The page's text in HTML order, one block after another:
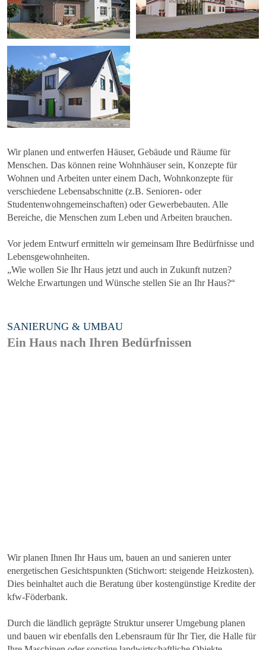
Wir planen und entwerfen Häuser, Gebäude und Räume für
Menschen. Das können reine Wohnhäuser sein, Konzepte für
Wohnen und Arbeiten unter einem Dach, Wohnkonzepte für
verschiedene Lebensabschnitte (z.B. Senioren- oder
Studentenwohngemeinschaften) oder Gewerbebauten. Alle
Bereiche, die Menschen zum Leben und Arbeiten brauchen.
Vor jedem Entwurf ermitteln wir gemeinsam Ihre Bedürfnisse und
Lebensgewohnheiten.
„Wie wollen Sie Ihr Haus jetzt und auch in Zukunft nutzen?
Welche Erwartungen und Wünsche stellen Sie an Ihr Haus?“
SANIERUNG & UMBAU
Ein Haus nach Ihren Bedürfnissen
Wir planen Ihnen Ihr Haus um, bauen an und sanieren unter
energetischen Gesichtspunkten (Stichwort: steigende Heizkosten).
Dies beinhaltet auch die Beratung über kostengünstige Kredite der
kfw-Föderbank.
Durch die ländlich geprägte Struktur unserer Umgebung planen
und bauen wir ebenfalls den Lebensraum für Ihr Tier, die Halle für